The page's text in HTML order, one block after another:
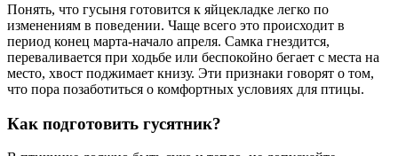
Понять, что гусыня готовится к яйцекладке легко по
изменениям в поведении. Чаще всего это происходит в
период конец марта-начало апреля. Самка гнездится,
переваливается при ходьбе или беспокойно бегает с места на
место, хвост поджимает книзу. Эти признаки говорят о том,
что пора позаботиться о комфортных условиях для птицы.
Как подготовить гусятник?